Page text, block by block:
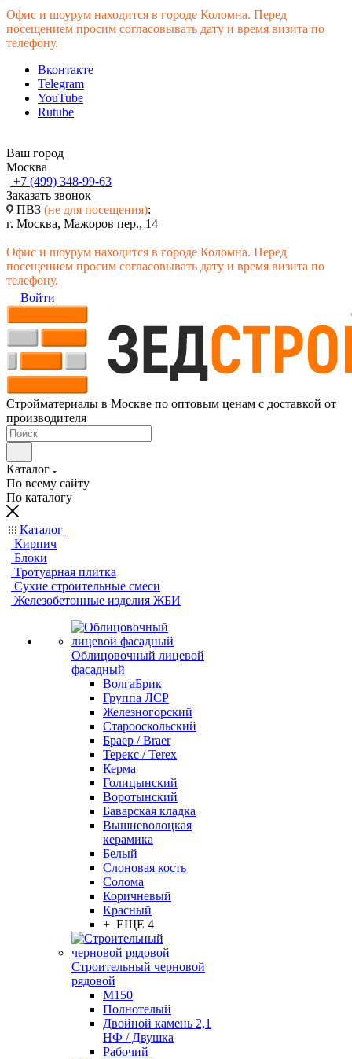
Офис и шоурум находится в городе Коломна. Перед
посещением просим согласовывать дату и время визита по
телефону.
Вконтакте
Telegram
YouTube
Rutube
Ваш город
Москва
+7 (499) 348-99-63
Заказать звонок
ПВЗ (не для посещения):
г. Москва, Мажоров пер., 14
Офис и шоурум находится в городе Коломна. Перед
посещением просим согласовывать дату и время визита по
телефону.
Войти
Стройматериалы в Москве по оптовым ценам с доставкой от
производителя
Каталог
По всему сайту
По каталогу
Каталог
Кирпич
Блоки
Тротуарная плитка
Сухие строительные смеси
Железобетонные изделия ЖБИ
Облицовочный лицевой
фасадный
ВолгаБрик
Группа ЛСР
Железногорский
Старооскольский
Браер / Braer
Терекс / Terex
Керма
Голицынский
Воротынский
Баварская кладка
Вышневолоцкая
керамика
Белый
Слоновая кость
Солома
Коричневый
Красный
+ ЕЩЕ 4
Строительный черновой
рядовой
М150
Полнотелый
Двойной камень 2,1
НФ / Двушка
Рабочий